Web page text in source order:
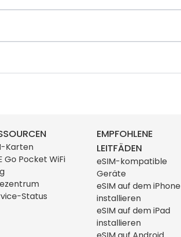
Karten
Go Pocket WiFi
Status
EMPFOHLENE
LEITFÄDEN
eSIM-kompatible
Geräte
eSIM auf dem iPhone
installieren
eSIM auf dem iPad
installieren